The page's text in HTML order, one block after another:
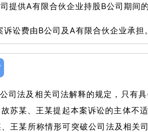
提供A有限合伙企业持股B公司期间
诉讼费由B公司及A有限合伙企业承担。
司法及相关司法解释的规定，只有
苏某、王某提起本案诉讼的主体不
王某所称情形可突破公司法及相关